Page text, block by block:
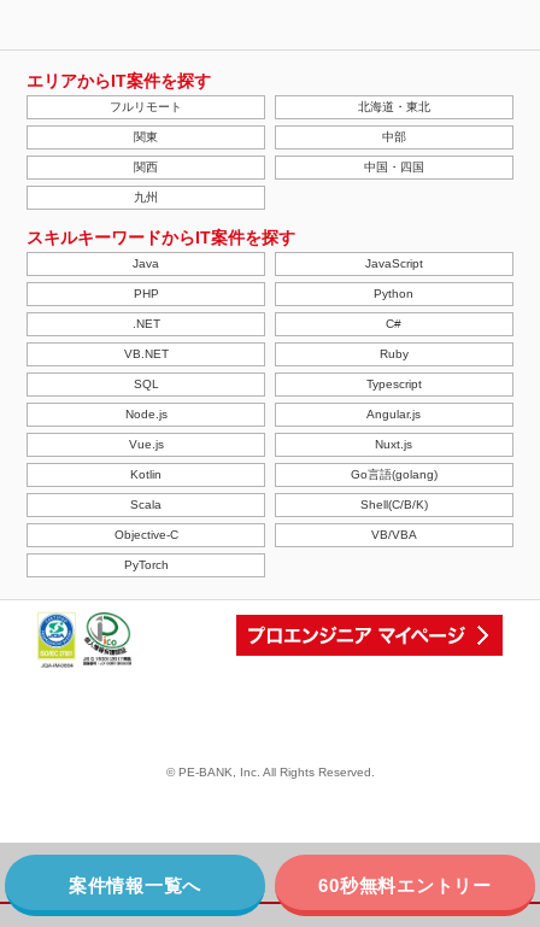
エリアからIT案件を探す
フルリモート 北海道・東北
関東 中部
関西 中国・四国
九州
スキルキーワードからIT案件を探す
Java JavaScript
PHP Python
.NET C#
VB.NET Ruby
SQL Typescript
Node.js Angular.js
Vue.js Nuxt.js
Kotlin Go言語(golang)
Scala Shell(C/B/K)
Objective-C VB/VBA
PyTorch
© PE-BANK, Inc. All Rights Reserved.
案件情報一覧へ 60秒無料エントリー